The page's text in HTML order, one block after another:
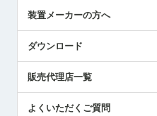
採用情報
国/地域/言語
エアマイクロセンサ製品
メトロールの技術
社員ブログ
中小企業のBCP地震対策
センサのテクニカルガイド
社長ブログ
装置メーカーの方へ
ダウンロード
販売代理店一覧
よくいただくご質問